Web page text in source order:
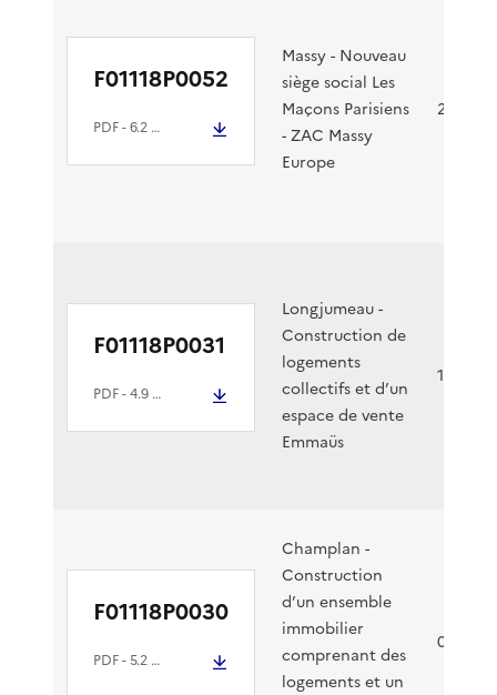
F01118P0052
PDF- 6.2 Mio
Massy - Nouveau
siège social Les
Maçons Parisiens
- ZAC Massy
Europe
28/02/
F01118P0031
PDF- 4.9 Mio
Longjumeau -
Construction de
logements
collectifs et d’un
espace de vente
Emmaüs
16/02/
F01118P0030
PDF- 5.2 Mio
Champlan -
Construction
d’un ensemble
immobilier
comprenant des
logements et un
09/02/